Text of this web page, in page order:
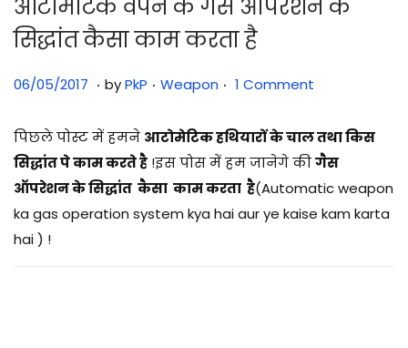
आटोमेटिक वेपन के गैस ऑपरेशन के
सिद्धांत कैसा काम करता है
Posted on
06/05/2017 3
/
0
7
/
. byPkP . Posted in
Weapon . 1 Comment
पिछले पोस्ट में हमने आटोमेटिक हथियारों के चाल तथा किस
सिद्धांत पे काम करते है !इस पोस में हम जानेगे कीगैस
ऑपरेशन के सिद्धांत कैसा काम करता है(Automatic weapon
ka gas operation system kya hai aur ye kaise kam karta
hai ) !